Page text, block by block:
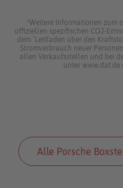
*Weitere Informationen zum
offiziellen spezifischen CO2-
dem ‘Leitfaden über den
Stromverbrauch neuer
allen Verkaufsstellen und bei
unter
Alle Porsche